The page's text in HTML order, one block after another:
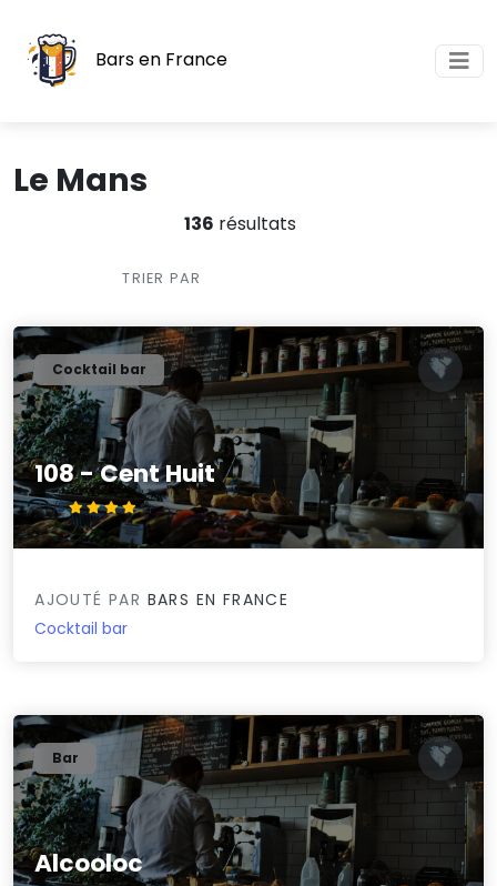
Bars en France
Le Mans
136 résultats
TRIER PAR
108 - Cent Huit
4.2/5
Cocktail bar
AJOUTÉ PAR BARS EN FRANCE
Cocktail bar
Alcooloc
Bar